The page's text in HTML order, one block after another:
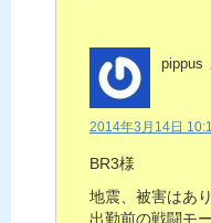
pippus
2014年3月14日
BR3様
地震、被害はあ
出勤前の戦闘モ